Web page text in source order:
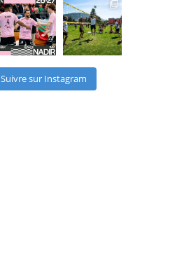
Suivre sur Instagram